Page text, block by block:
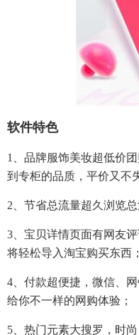
软件特色
1、品牌服饰美妆超低价
到专柜的品质，平价又不
2、节省总流量超久浏览总
3、宝贝详情页面有网友
将轻松导入淘宝购买东西；
4、付款超便捷，微信、
给你不一样的网购体验；
5、热门元素大搜罗，时